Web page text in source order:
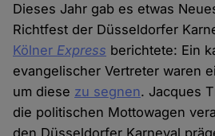
Dieses Jahr gab es etwas
Richtfest der Düsseldorfer
Kölner Express berichtete: Ein
evangelischer Vertreter waren
um diese zu segnen. Jacques
die politischen Mottowagen